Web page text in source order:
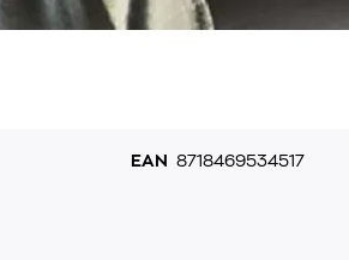
EAN
8718469534517